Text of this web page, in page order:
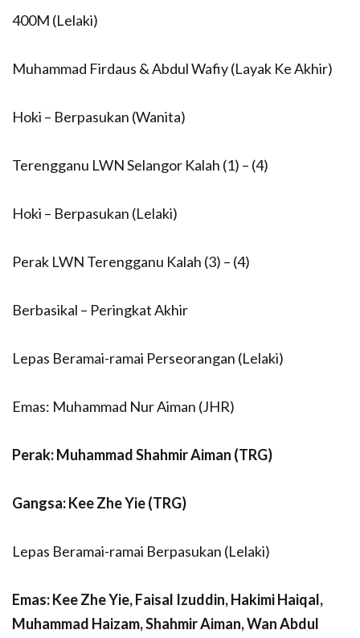
400M (Lelaki)
Muhammad Firdaus & Abdul Wafiy (Layak Ke Akhir)
Hoki – Berpasukan (Wanita)
Terengganu LWN Selangor Kalah (1) – (4)
Hoki – Berpasukan (Lelaki)
Perak LWN Terengganu Kalah (3) – (4)
Berbasikal – Peringkat Akhir
Lepas Beramai-ramai Perseorangan (Lelaki)
Emas: Muhammad Nur Aiman (JHR)
Perak: Muhammad Shahmir Aiman (TRG)
Gangsa: Kee Zhe Yie (TRG)
Lepas Beramai-ramai Berpasukan (Lelaki)
Emas: Kee Zhe Yie, Faisal Izuddin, Hakimi Haiqal,
Muhammad Haizam, Shahmir Aiman, Wan Abdul